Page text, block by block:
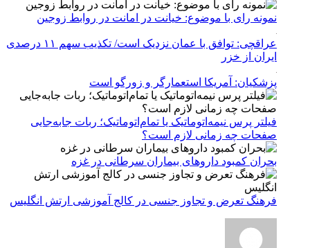
نمونه رای با موضوع: خیانت در امانت در روابط زوجین
عراقچی: توافق با عمان نزدیک است/ تکذیب سهم ۱۱ درصدی
ایران از خزر
پزشکیان: آمریکا استعمارگر و زورگو است
فیلتر پرس نیمه‌اتوماتیک یا تمام‌اتوماتیک؛ ربات جابه‌جایی
صفحات چه زمانی لازم است؟
بحران کمبود دارو‌های بیماران سرطانی در غزه
فرهنگ تعرض و تجاوز جنسی در کالج آموزشی ارتش انگلیس